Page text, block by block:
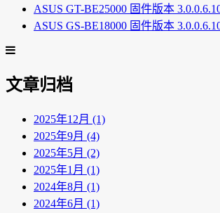
ASUS GT-BE25000 固件版本
ASUS GS-BE18000 固件版本
文章归档
2025年12月 (1)
2025年9月 (4)
2025年5月 (2)
2025年1月 (1)
2024年8月 (1)
2024年6月 (1)